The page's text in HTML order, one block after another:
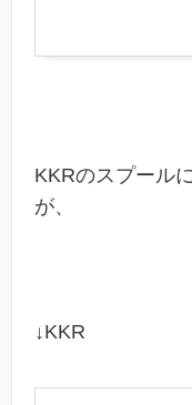
KKRのスプール
が、
↓KKR